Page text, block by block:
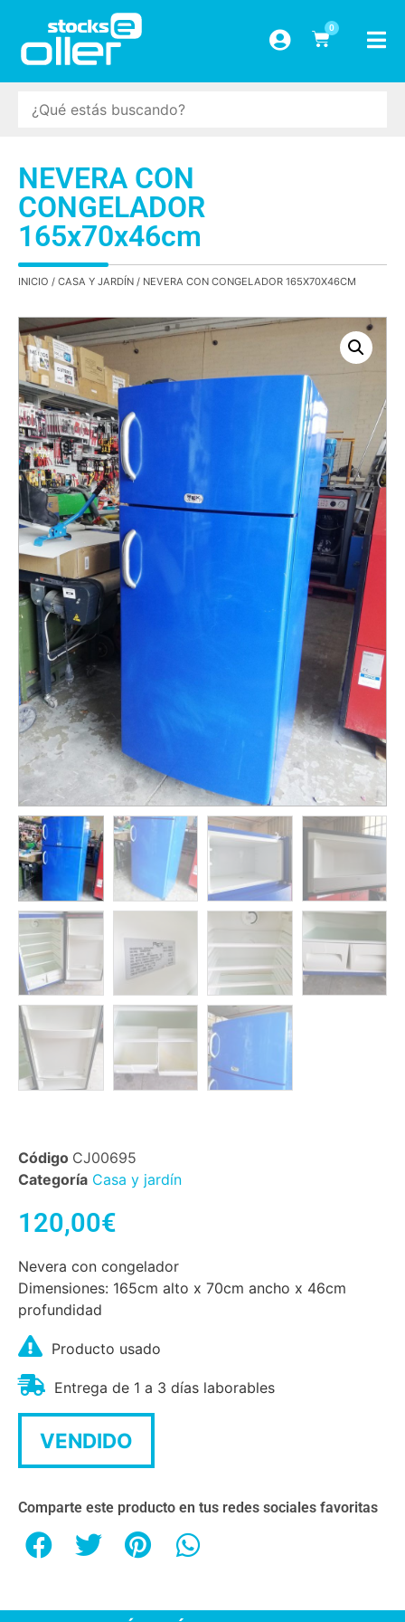
0
NEVERA CON
CONGELADOR
165x70x46cm
INICIO / CASA Y JARDÍN / NEVERA CON CONGELADOR 165X70X46CM
Código CJ00695
Categoría Casa y jardín
120,00€
Nevera con congelador
Dimensiones: 165cm alto x 70cm ancho x 46cm
profundidad
Producto usado
Entrega de 1 a 3 días laborables
VENDIDO
Comparte este producto en tus redes sociales favoritas